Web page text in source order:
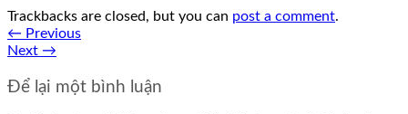
Trackbacks are closed, but you can post a comment.
← Previous
Next →
Để lại một bình luận